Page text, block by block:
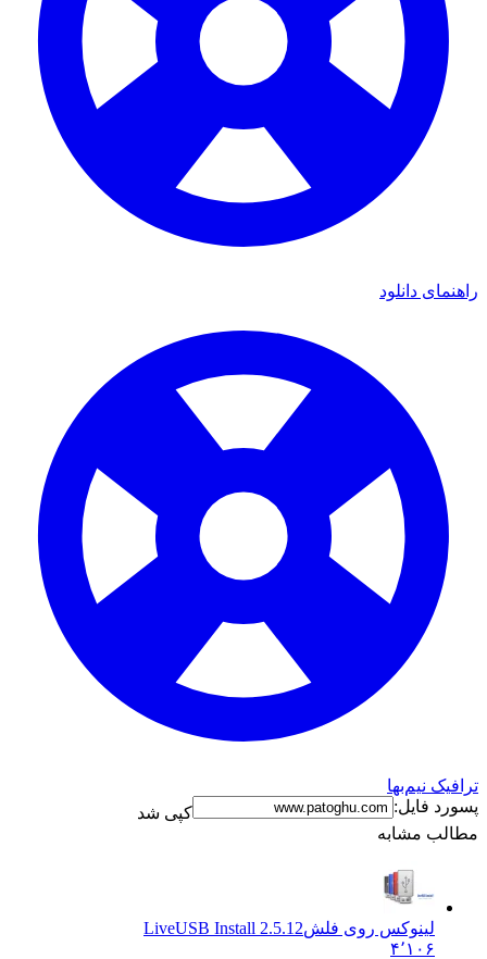
راهنمای دانلود
ترافیک نیم‌بها
پسورد فایل:
کپی شد
مطالب مشابه
لینوکس روی فلشLiveUSB Install 2.5.12
۴٬۱۰۶